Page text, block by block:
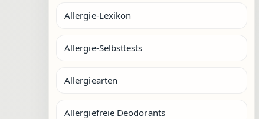
Allergie-Lexikon
Allergie-Selbsttests
Allergiearten
Allergiefreie Deodorants